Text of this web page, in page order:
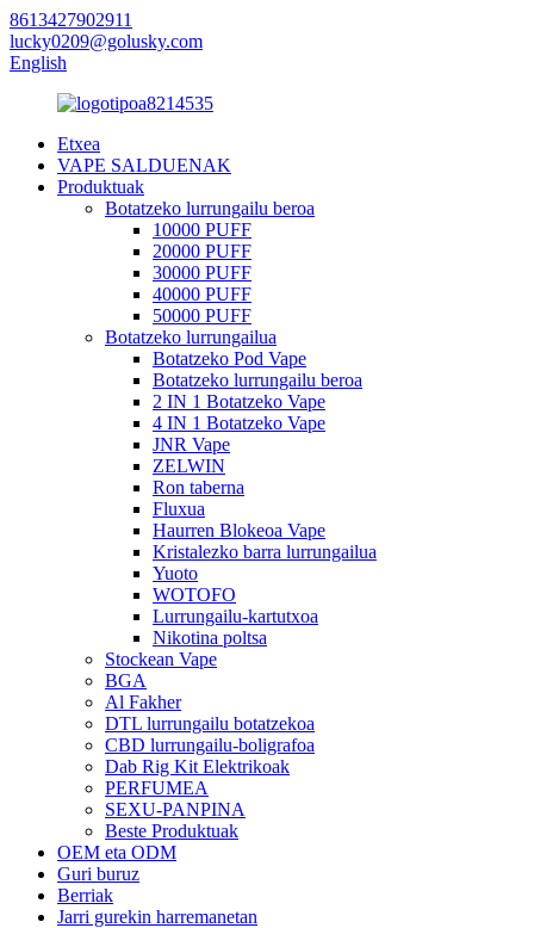
8613427902911
lucky0209@golusky.com
English
Etxea
VAPE SALDUENAK
Produktuak
Botatzeko lurrungailu beroa
10000 PUFF
20000 PUFF
30000 PUFF
40000 PUFF
50000 PUFF
Botatzeko lurrungailua
Botatzeko Pod Vape
Botatzeko lurrungailu beroa
2 IN 1 Botatzeko Vape
4 IN 1 Botatzeko Vape
JNR Vape
ZELWIN
Ron taberna
Fluxua
Haurren Blokeoa Vape
Kristalezko barra lurrungailua
Yuoto
WOTOFO
Lurrungailu-kartutxoa
Nikotina poltsa
Stockean Vape
BGA
Al Fakher
DTL lurrungailu botatzekoa
CBD lurrungailu-boligrafoa
Dab Rig Kit Elektrikoak
PERFUMEA
SEXU-PANPINA
Beste Produktuak
OEM eta ODM
Guri buruz
Berriak
Jarri gurekin harremanetan